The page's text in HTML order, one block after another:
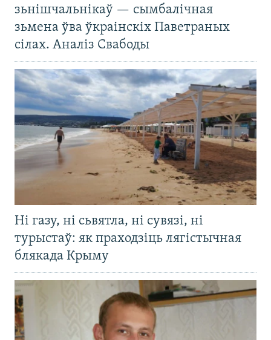
зьнішчальнікаў — сымбалічная
зьмена ўва ўкраінскіх Паветраных
сілах. Аналіз Свабоды
Ні газу, ні сьвятла, ні сувязі, ні
турыстаў: як праходзіць лягістычная
блякада Крыму